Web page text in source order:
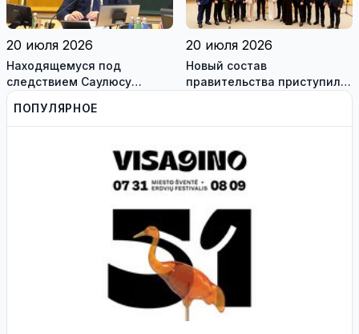
20 июля 2026
Находящемуся под
следствием Саулюсу
Сквернялису временно
разрешили выехать за
границу
20 июля 2026
Новый состав
правительства приступил к
ПОПУЛЯРНОЕ